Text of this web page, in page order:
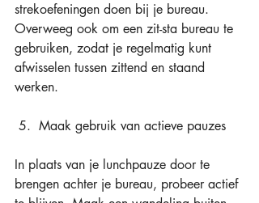
strekoefeningen doen bij je bureau.
Overweeg ook om een zit-sta bureau te
gebruiken, zodat je regelmatig kunt
afwisselen tussen zittend en staand
werken.
5.  Maak gebruik van actieve pauzes
In plaats van je lunchpauze door te
brengen achter je bureau, probeer actief